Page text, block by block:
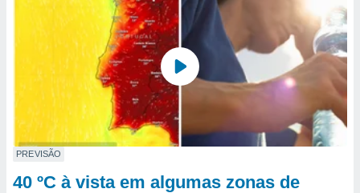
PREVISÃO
40 ºC à vista em algumas zonas de